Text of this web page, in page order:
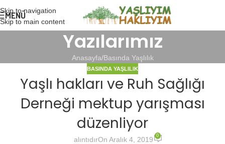
Skip to navigation
Skip to main content
MENÜ
Yazılarımız
Anasayfa Basında Yaşlılık
BASINDA YAŞLILIK
Yaşlı hakları ve Ruh Sağlığı
Derneği mektup yarışması
düzenliyor
alıntıdırOn Aralık 4, 2019 0